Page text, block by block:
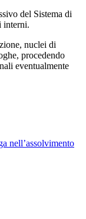
del Sistema di
interni.
nuclei di
procedendo
eventualmente
nell’assolvimento